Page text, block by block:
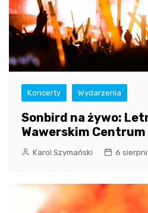
Koncerty Wydarzenia
Sonbird na żywo:
Wawerskim
Karol Szymański 6